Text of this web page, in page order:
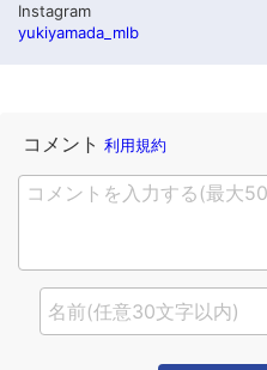
Instagram
yukiyamada_mlb